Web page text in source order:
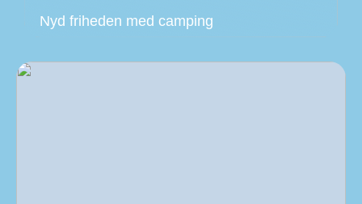
Nyd friheden med camping